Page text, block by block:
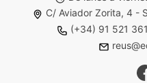
C/ Aviador Zorita, 4 -
(+34) 91 521